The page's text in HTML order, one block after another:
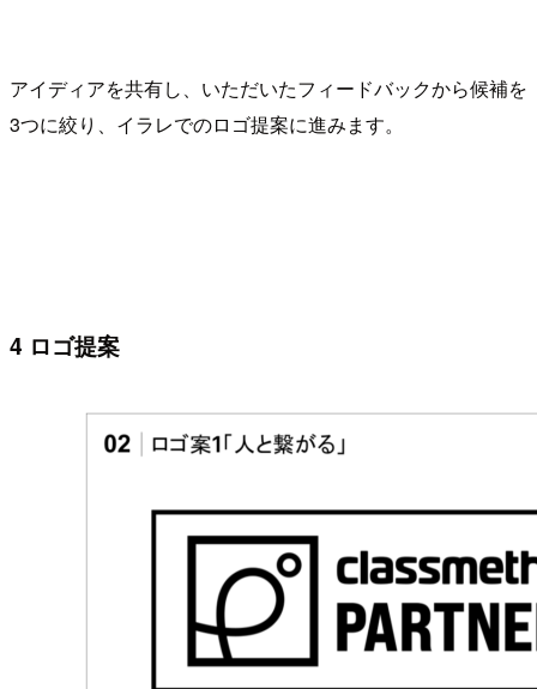
アイディアを共有し、いただいたフィードバックから候補を
3つに絞り、イラレでのロゴ提案に進みます。
4 ロゴ提案